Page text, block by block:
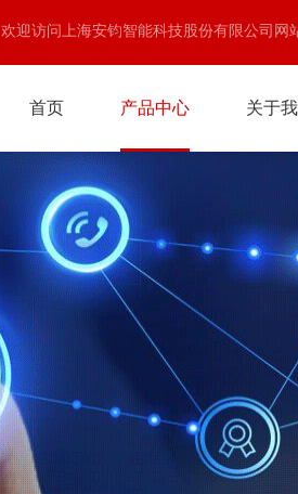
欢迎访问上海安钧智能科技股份有限公司网
首页 产品中心 关于